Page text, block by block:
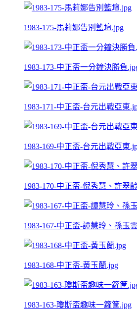
1983-175-馬莉娜告別籃壇.jpg
1983-173-中正盃一分鐘決勝負
1983-171-中正盃-台元出戰亞東
1983-169-中正盃-台元出戰亞東
1983-170-中正盃-倪秀慧、許翠
1983-167-中正盃-譚慧玲、孫玉
1983-168-中正盃-黃玉蘭.jpg
1983-163-瓊斯盃趣味一籮筐.jpg